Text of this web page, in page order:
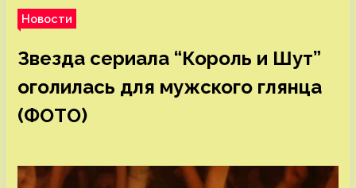
Новости
Звезда сериала “Король и Шут”
оголилась для мужского глянца
(ФОТО)